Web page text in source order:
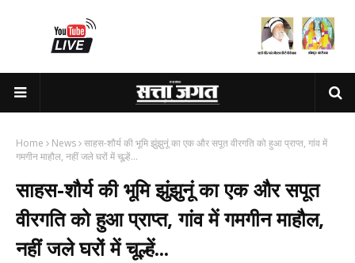
Home News साहस-शौर्य की भूमि झुंझुनूं का एक और सपूत वीरगति को हुआ प्राप्त, गांव में
गमगीन माहौल, नहीं जले घरों में चूल्हें...
साहस-शौर्य की भूमि झुंझुनूं का एक और सपूत
वीरगति को हुआ प्राप्त, गांव में गमगीन माहौल,
नहीं जले घरों में चूल्हें...